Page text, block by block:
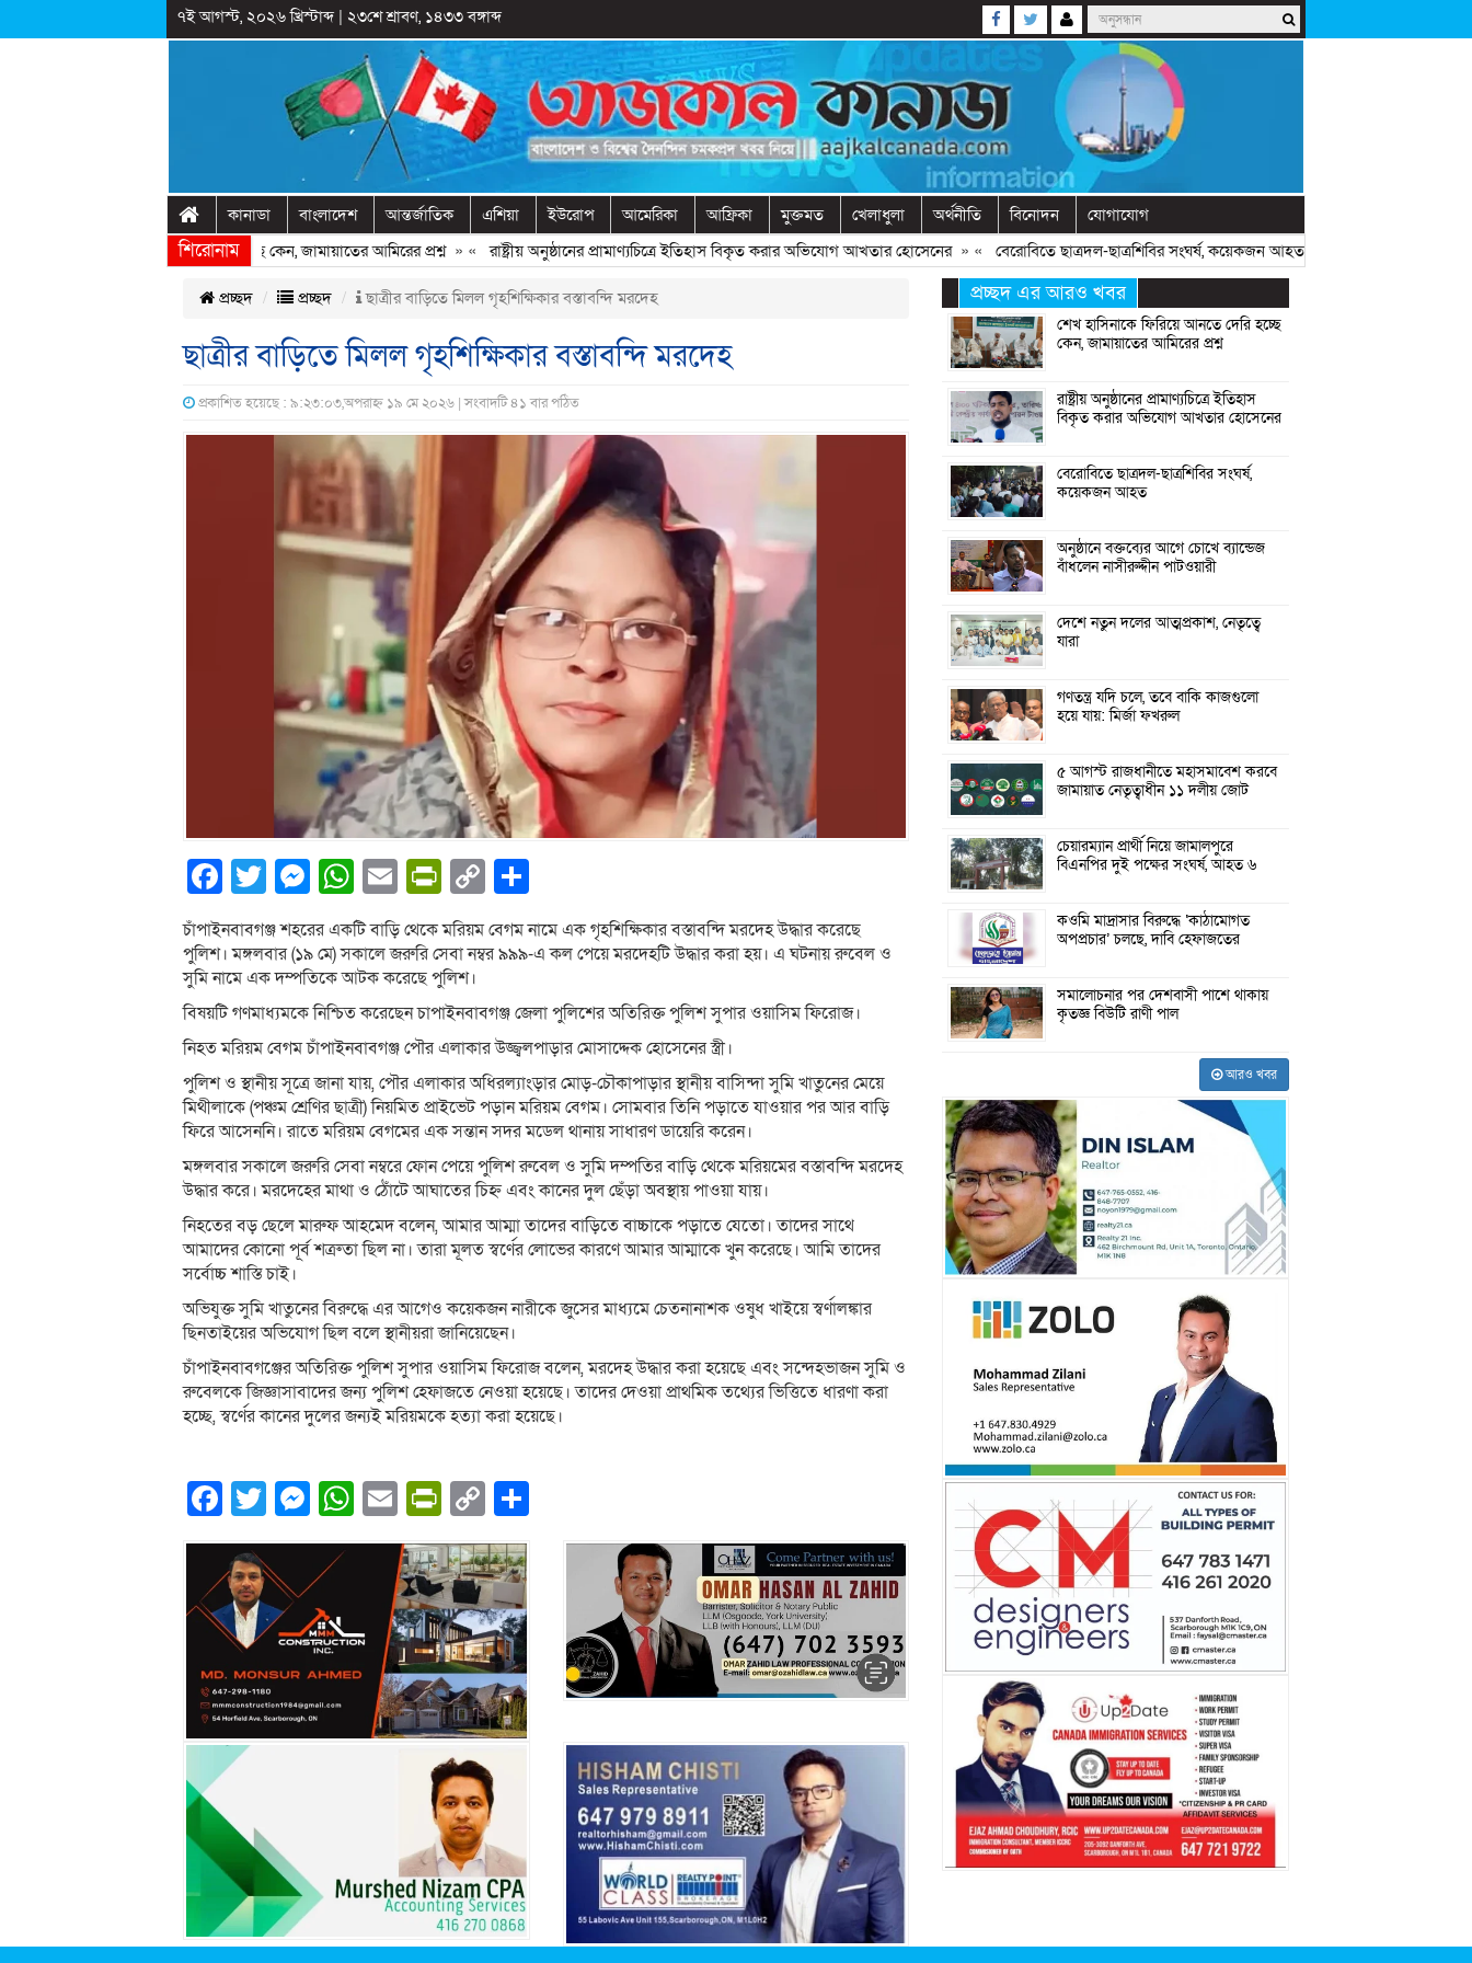
৭ই আগস্ট, ২০২৬ খ্রিস্টাব্দ| ২৩শে শ্রাবণ, ১৪৩৩ বঙ্গাব্দ
কানাডা বাংলাদেশ আন্তর্জাতিক এশিয়া ইউরোপ আমেরিকা আফ্রিকা মুক্তমত খেলাধুলা অর্থনীতি বিনোদন যোগাযোগ
শিরোনাম
হাসিনাকে ফিরিয়ে আনতে দেরি হচ্ছে কেন, জামায়াতের আমিরের প্রশ্ন» « রাষ্ট্রীয় অনুষ্ঠানের প্রামাণ্যচিত্রে ইতিহাস বিকৃত করার অভিযোগ আখতার হোসেনের» « বেরোবিতে ছাত্রদল-ছাত্রশিবির সংঘর্ষ, কয়েকজন আহত» «
প্রচ্ছদ প্রচ্ছদ ছাত্রীর বাড়িতে মিলল গৃহশিক্ষিকার বস্তাবন্দি মরদেহ
ছাত্রীর বাড়িতে মিলল গৃহশিক্ষিকার বস্তাবন্দি মরদেহ
প্রকাশিত হয়েছে : ৯:২৩:০৩,অপরাহ্ন ১৯ মে ২০২৬ | সংবাদটি ৪১ বার পঠিত
Facebook
Twitter
Messenger
WhatsApp
EmailPrintFriendly
Copy
Link
চাঁপাইনবাবগঞ্জ শহরের একটি বাড়ি থেকে মরিয়ম বেগম নামে এক গৃহশিক্ষিকার বস্তাবন্দি মরদেহ উদ্ধার করেছে
পুলিশ। মঙ্গলবার (১৯ মে) সকালে জরুরি সেবা নম্বর ৯৯৯-এ কল পেয়ে মরদেহটি উদ্ধার করা হয়। এ ঘটনায় রুবেল ও
সুমি নামে এক দম্পতিকে আটক করেছে পুলিশ।
বিষয়টি গণমাধ্যমকে নিশ্চিত করেছেন চাপাইনবাবগঞ্জ জেলা পুলিশের অতিরিক্ত পুলিশ সুপার ওয়াসিম ফিরোজ।
নিহত মরিয়ম বেগম চাঁপাইনবাবগঞ্জ পৌর এলাকার উজ্জ্বলপাড়ার মোসাদ্দেক হোসেনের স্ত্রী।
পুলিশ ও স্থানীয় সূত্রে জানা যায়, পৌর এলাকার অধিরল্যাংড়ার মোড়-চৌকাপাড়ার স্থানীয় বাসিন্দা সুমি খাতুনের মেয়ে
মিথীলাকে (পঞ্চম শ্রেণির ছাত্রী) নিয়মিত প্রাইভেট পড়ান মরিয়ম বেগম। সোমবার তিনি পড়াতে যাওয়ার পর আর বাড়ি
ফিরে আসেননি। রাতে মরিয়ম বেগমের এক সন্তান সদর মডেল থানায় সাধারণ ডায়েরি করেন।
মঙ্গলবার সকালে জরুরি সেবা নম্বরে ফোন পেয়ে পুলিশ রুবেল ও সুমি দম্পতির বাড়ি থেকে মরিয়মের বস্তাবন্দি মরদেহ
উদ্ধার করে। মরদেহের মাথা ও ঠোঁটে আঘাতের চিহ্ন এবং কানের দুল ছেঁড়া অবস্থায় পাওয়া যায়।
নিহতের বড় ছেলে মারুফ আহমেদ বলেন, আমার আম্মা তাদের বাড়িতে বাচ্চাকে পড়াতে যেতো। তাদের সাথে
আমাদের কোনো পূর্ব শত্রুতা ছিল না। তারা মূলত স্বর্ণের লোভের কারণে আমার আম্মাকে খুন করেছে। আমি তাদের
সর্বোচ্চ শাস্তি চাই।
অভিযুক্ত সুমি খাতুনের বিরুদ্ধে এর আগেও কয়েকজন নারীকে জুসের মাধ্যমে চেতনানাশক ওষুধ খাইয়ে স্বর্ণালঙ্কার
ছিনতাইয়ের অভিযোগ ছিল বলে স্থানীয়রা জানিয়েছেন।
চাঁপাইনবাবগঞ্জের অতিরিক্ত পুলিশ সুপার ওয়াসিম ফিরোজ বলেন, মরদেহ উদ্ধার করা হয়েছে এবং সন্দেহভাজন সুমি ও
রুবেলকে জিজ্ঞাসাবাদের জন্য পুলিশ হেফাজতে নেওয়া হয়েছে। তাদের দেওয়া প্রাথমিক তথ্যের ভিত্তিতে ধারণা করা
হচ্ছে, স্বর্ণের কানের দুলের জন্যই মরিয়মকে হত্যা করা হয়েছে।
Facebook
Twitter
Messenger
WhatsApp
EmailPrintFriendly
Copy
Link
প্রচ্ছদ এর আরও খবর
শেখ হাসিনাকে ফিরিয়ে আনতে দেরি হচ্ছে
কেন, জামায়াতের আমিরের প্রশ্ন
রাষ্ট্রীয় অনুষ্ঠানের প্রামাণ্যচিত্রে ইতিহাস
বিকৃত করার অভিযোগ আখতার হোসেনের
বেরোবিতে ছাত্রদল-ছাত্রশিবির সংঘর্ষ,
কয়েকজন আহত
অনুষ্ঠানে বক্তব্যের আগে চোখে ব্যান্ডেজ
বাঁধলেন নাসীরুদ্দীন পাটওয়ারী
দেশে নতুন দলের আত্মপ্রকাশ, নেতৃত্বে
যারা
গণতন্ত্র যদি চলে, তবে বাকি কাজগুলো
হয়ে যায়: মির্জা ফখরুল
৫ আগস্ট রাজধানীতে মহাসমাবেশ করবে
জামায়াত নেতৃত্বাধীন ১১ দলীয় জোট
চেয়ারম্যান প্রার্থী নিয়ে জামালপুরে
বিএনপির দুই পক্ষের সংঘর্ষ, আহত ৬
কওমি মাদ্রাসার বিরুদ্ধে ‘কাঠামোগত
অপপ্রচার’ চলছে, দাবি হেফাজতের
সমালোচনার পর দেশবাসী পাশে থাকায়
কৃতজ্ঞ বিউটি রাণী পাল
আরও খবর